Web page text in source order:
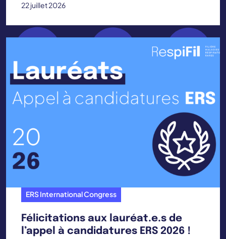
22 juillet 2026
ERS International Congress
Félicitations aux lauréat.e.s de
l’appel à candidatures ERS 2026 !